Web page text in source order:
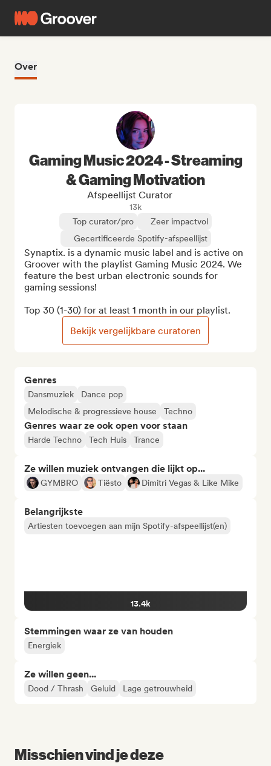
Over
Genres
Dansmuziek
Dance pop
Melodische & progressieve house
Techno
Genres waar ze ook open voor staan
Harde Techno Tech Huis Trance
Ze willen muziek ontvangen die lijkt op...
GYMBRO Tiësto Dimitri Vegas & Like Mike
Belangrijkste
Artiesten toevoegen aan mijn Spotify-afspeellijst(en)
13.4k
Stemmingen waar ze van houden
Energiek
Ze willen geen...
Dood / Thrash Geluid Lage getrouwheid
Gaming Music 2024 - Streaming
& Gaming Motivation
Afspeellijst Curator
13k
Top curator/pro
Zeer impactvol
Gecertificeerde Spotify-afspeellijst
Synaptix. is a dynamic music label and is active on
Groover with the playlist Gaming Music 2024. We
feature the best urban electronic sounds for
gaming sessions!
Top 30 (1-30) for at least 1 month in our playlist.
Bekijk vergelijkbare curatoren
Misschien vind je deze